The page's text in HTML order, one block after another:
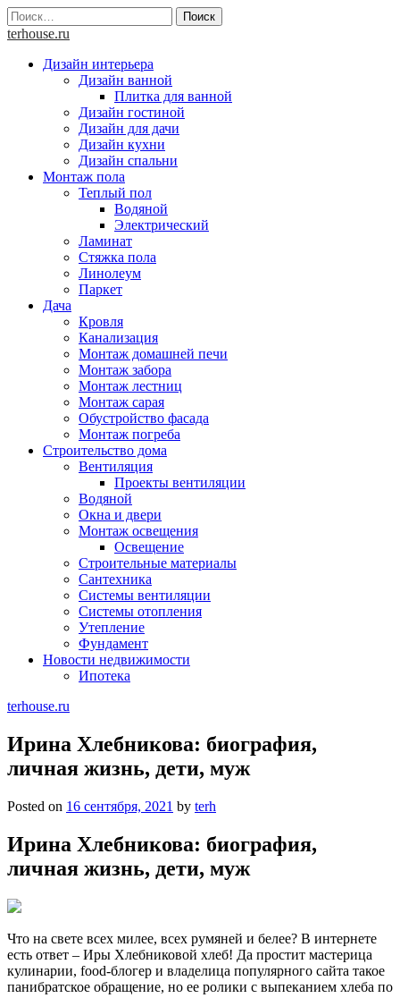
Skip
to
Найти:
terhouse.ru
Дизайн интерьера
Дизайн ванной
Плитка для ванной
Дизайн гостиной
Дизайн для дачи
Дизайн кухни
Дизайн спальни
Монтаж пола
Теплый пол
Водяной
Электрический
Ламинат
Стяжка пола
Линолеум
Паркет
Дача
Кровля
Канализация
Монтаж домашней печи
Монтаж забора
Монтаж лестниц
Монтаж сарая
Обустройство фасада
Монтаж погреба
Строительство дома
Вентиляция
Проекты вентиляции
Водяной
Окна и двери
Монтаж освещения
Освещение
Строительные материалы
Сантехника
Системы вентиляции
Системы отопления
Утепление
Фундамент
Новости недвижимости
Ипотека
terhouse.ru
Ирина Хлебникова: биография,
личная жизнь, дети, муж
Posted on 16 сентября, 2021 by terh
Ирина Хлебникова: биография,
личная жизнь, дети, муж
Что на свете всех милее, всех румяней и белее? В интернете
есть ответ – Иры Хлебниковой хлеб! Да простит мастерица
кулинарии, food-блогер и владелица популярного сайта такое
панибратское обращение, но ее ролики с выпеканием хлеба по